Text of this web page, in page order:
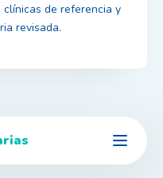
de referencia y
revisada.